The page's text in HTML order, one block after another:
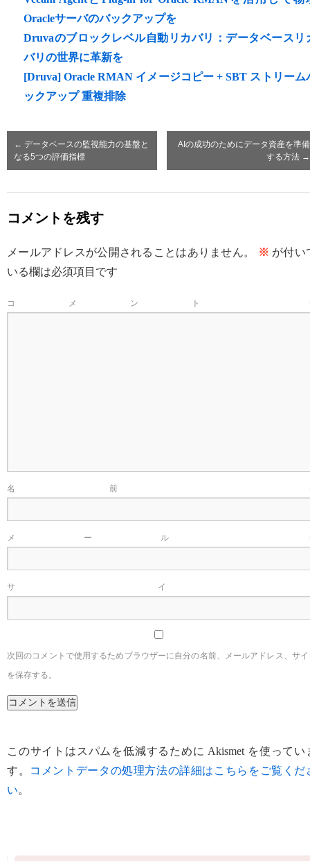
Oracleサーバのバックアップを
Druvaのブロックレベル自動リカバリ：データベースリ
バリの世界に革新を
[Druva] Oracle RMAN イメージコピー + SBT ストリーム
ックアップ 重複排除
← データベースの監視能力の基盤と
なる5つの評価指標
AIの成功のためにデータ資産を準備
する方法 →
コメントを残す
メールアドレスが公開されることはありません。 ※ が付い
いる欄は必須項目です
コメント
名前
メール
サイ
次回のコメントで使用するためブラウザーに自分の名前、メールアドレス、サ
を保存する。
このサイトはスパムを低減するために Akismet を使ってい
す。
コメントデータの処理方法の詳細はこちらをご覧くだ
い。